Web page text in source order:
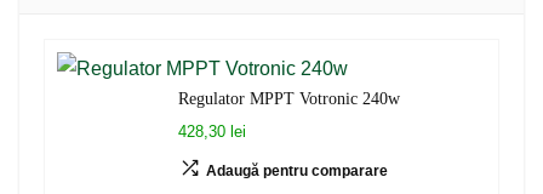
Regulator MPPT Votronic 240w
428,30 lei
Adaugă pentru comparare